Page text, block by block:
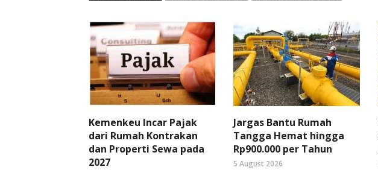
Kemenkeu Incar Pajak
dari Rumah Kontrakan
dan Properti Sewa pada
2027
Jargas Bantu Rumah
Tangga Hemat hingga
Rp900.000 per Tahun
5 August 2026